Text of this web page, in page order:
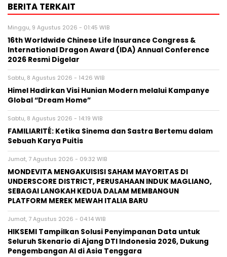
BERITA TERKAIT
Minggu, 9 Agustus 2026 - 01:45 WIB
16th Worldwide Chinese Life Insurance Congress &
International Dragon Award (IDA) Annual Conference
2026 Resmi Digelar
Sabtu, 8 Agustus 2026 - 14:26 WIB
Himel Hadirkan Visi Hunian Modern melalui Kampanye
Global “Dream Home”
Sabtu, 8 Agustus 2026 - 14:19 WIB
FAMILIARITÉ: Ketika Sinema dan Sastra Bertemu dalam
Sebuah Karya Puitis
Jumat, 7 Agustus 2026 - 09:32 WIB
MONDEVITA MENGAKUISISI SAHAM MAYORITAS DI
UNDERSCORE DISTRICT, PERUSAHAAN INDUK MAGLIANO,
SEBAGAI LANGKAH KEDUA DALAM MEMBANGUN
PLATFORM MEREK MEWAH ITALIA BARU
Jumat, 7 Agustus 2026 - 04:14 WIB
HIKSEMI Tampilkan Solusi Penyimpanan Data untuk
Seluruh Skenario di Ajang DTI Indonesia 2026, Dukung
Pengembangan AI di Asia Tenggara